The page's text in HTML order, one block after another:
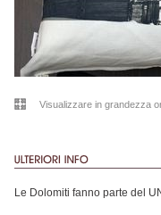
Visualizzare in grandezza
Le Dolomiti fanno parte del